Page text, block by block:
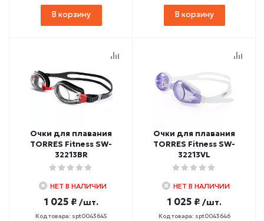
В корзину В корзину
Очки для плавания
TORRES Fitness SW-
32213BR
НЕТ В НАЛИЧИИ
1 025 ₽ /шт.
Код товара: spt0043645
Очки для плавания
TORRES Fitness SW-
32213VL
НЕТ В НАЛИЧИИ
1 025 ₽ /шт.
Код товара: spt0043646